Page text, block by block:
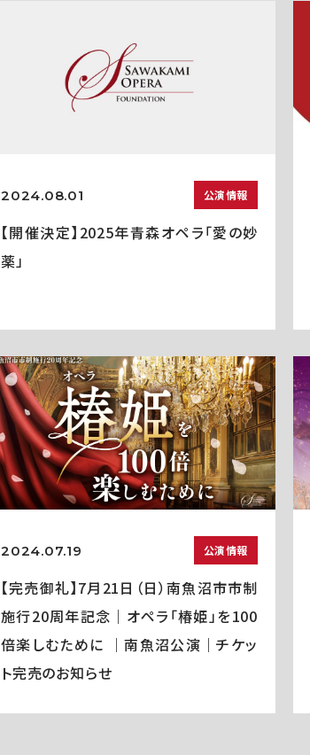
2024.08.01 公演情報
【開催決定】2025年青森オペラ「愛の妙
薬」
2024.07.19 公演情報
【完売御礼】7月21日（日）南魚沼市市制
施行20周年記念｜オペラ「椿姫」を100
倍楽しむために ｜南魚沼公演｜チケッ
ト完売のお知らせ